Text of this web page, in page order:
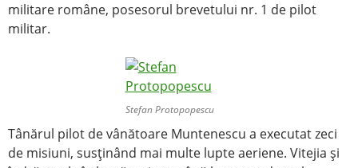
militare române, posesorul brevetului nr. 1 de pilot
militar.
Stefan Protopopescu
Tânărul pilot de vânătoare Muntenescu a executat zeci
de misiuni, susţinând mai multe lupte aeriene. Vitejia şi